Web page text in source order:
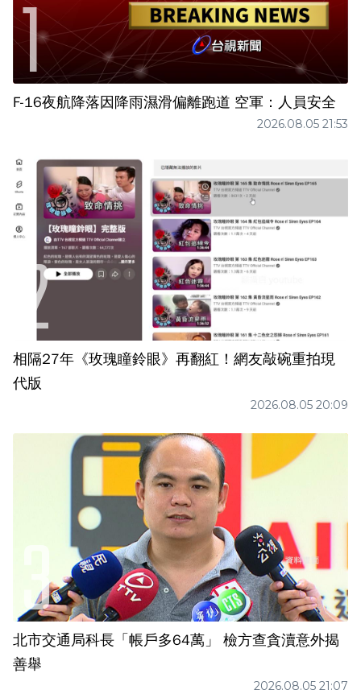
F-16夜航降落因降雨濕滑偏離跑道 空軍：人員安全
2026.08.05 21:53
相隔27年《玫瑰瞳鈴眼》再翻紅！網友敲碗重拍現
代版
2026.08.05 20:09
北市交通局科長「帳戶多64萬」 檢方查貪瀆意外揭
善舉
2026.08.05 21:07